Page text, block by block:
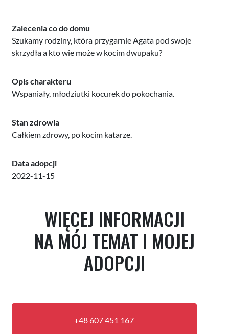
Zalecenia co do domu
Szukamy rodziny, która przygarnie Agata pod swoje
skrzydła a kto wie może w kocim dwupaku?
Opis charakteru
Wspaniały, młodziutki kocurek do pokochania.
Stan zdrowia
Całkiem zdrowy, po kocim katarze.
Data adopcji
2022-11-15
WIĘCEJ INFORMACJI
NA MÓJ TEMAT I MOJEJ
ADOPCJI
+48 607 451 167